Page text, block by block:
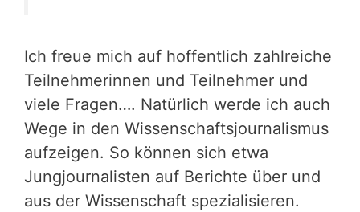
Ich freue mich auf hoffentlich zahlreiche
Teilnehmerinnen und Teilnehmer und
viele Fragen…. Natürlich werde ich auch
Wege in den Wissenschaftsjournalismus
aufzeigen. So können sich etwa
Jungjournalisten auf Berichte über und
aus der Wissenschaft spezialisieren.